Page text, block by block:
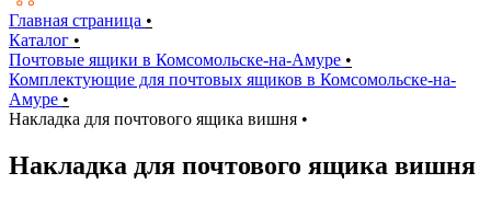
Главная страница •
Каталог •
Почтовые ящики в Комсомольске-на-Амуре •
Комплектующие для почтовых ящиков в Комсомольске-на-
Амуре •
Накладка для почтового ящика вишня •
Накладка для почтового ящика вишня